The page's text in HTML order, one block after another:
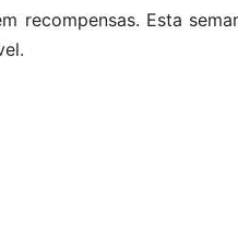
recompensas. Esta